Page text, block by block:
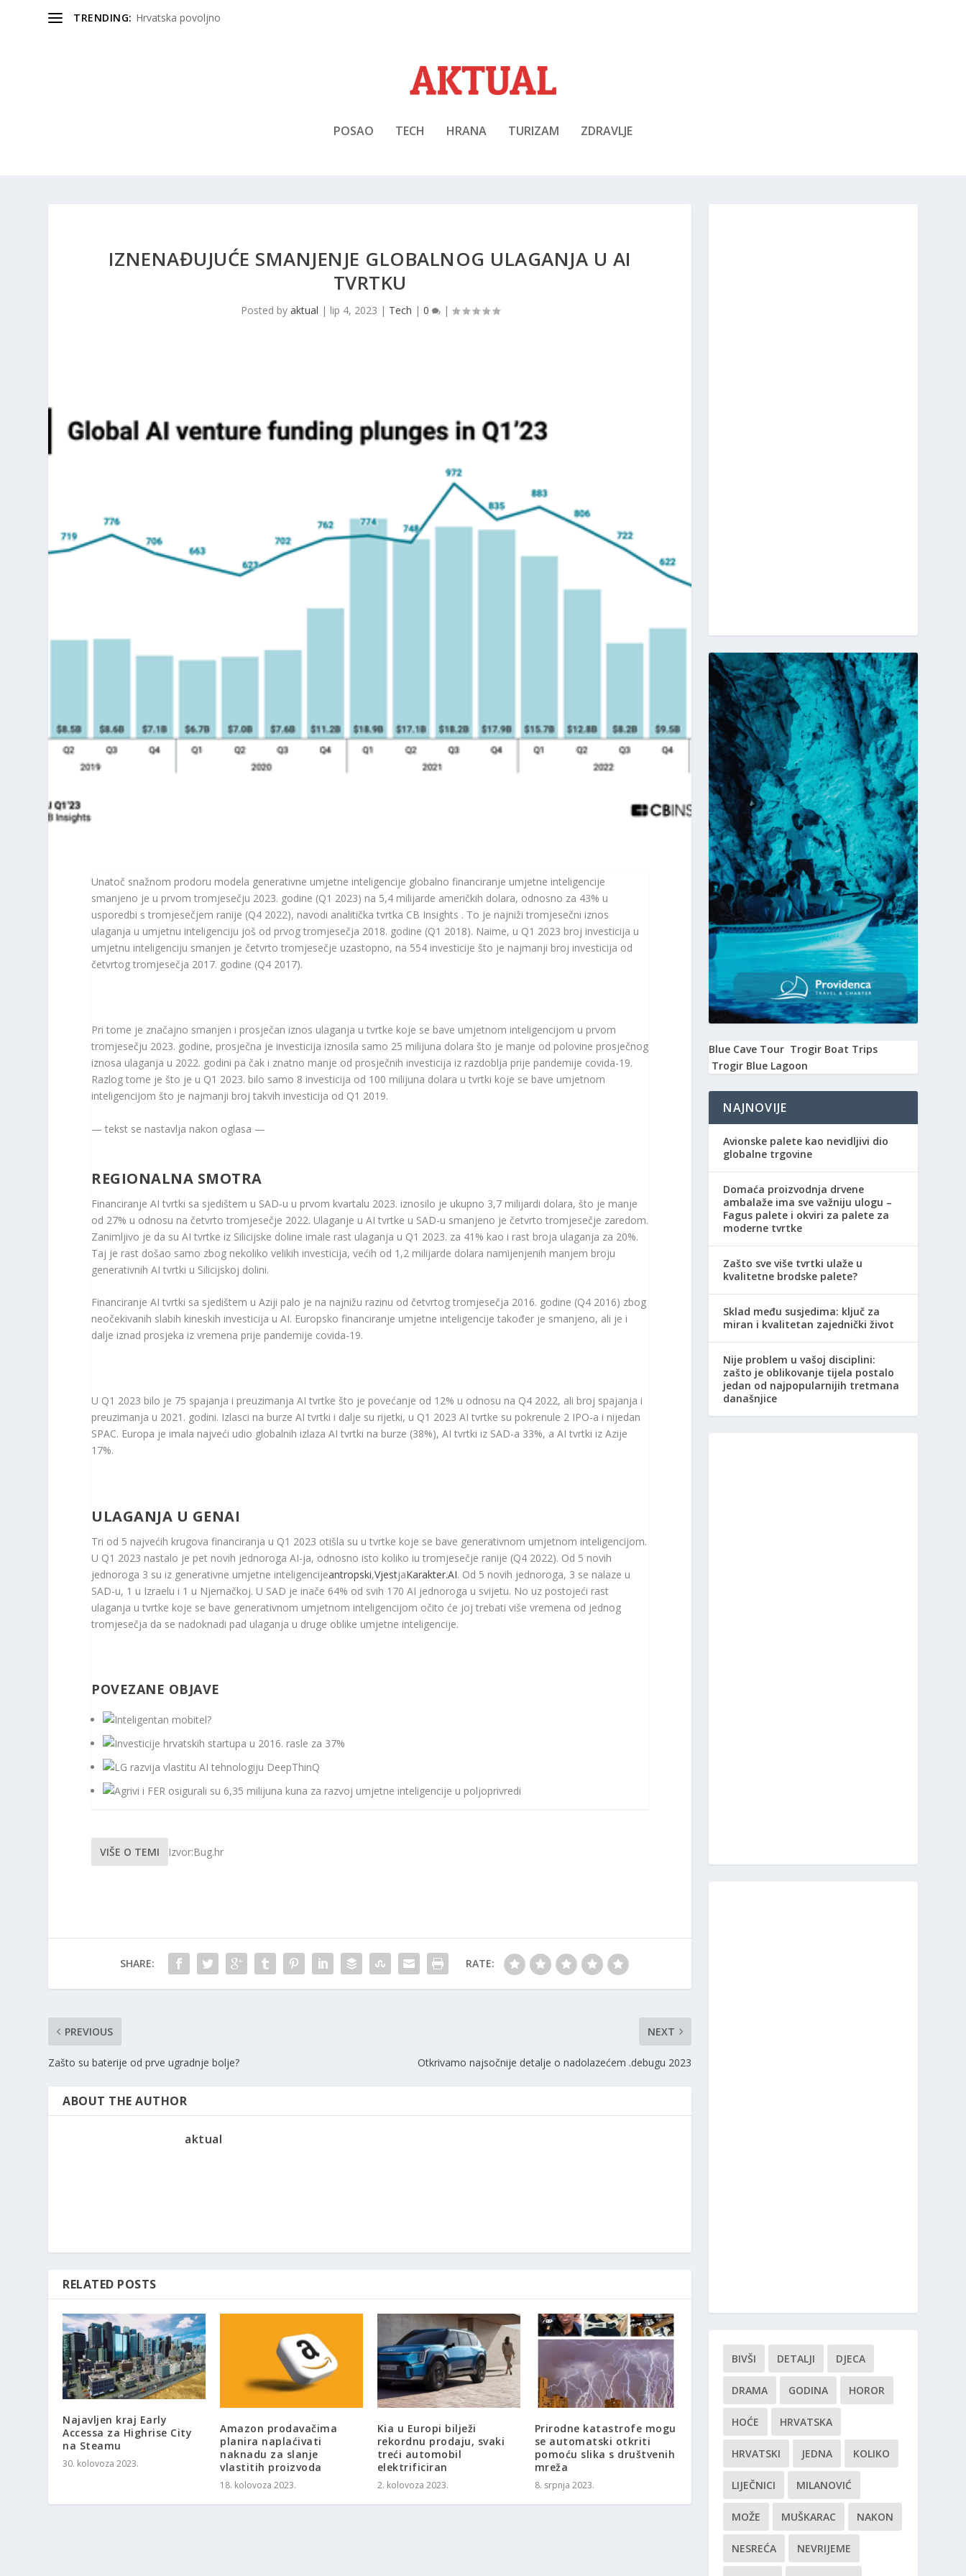
TRENDING: Hrvatska povoljno
POSAO TECH HRANA TURIZAM ZDRAVLJE
IZNENAĐUJUĆE SMANJENJE GLOBALNOG ULAGANJA U AI
TVRTKU
Posted by aktual | lip 4, 2023 | Tech | 0 |
Unatoč snažnom prodoru modela generativne umjetne inteligencije globalno financiranje umjetne inteligencije
smanjeno je u prvom tromjesečju 2023. godine (Q1 2023) na 5,4 milijarde američkih dolara, odnosno za 43% u
usporedbi s tromjesečjem ranije (Q4 2022), navodi analitička tvrtka CB Insights . To je najniži tromjesečni iznos
ulaganja u umjetnu inteligenciju još od prvog tromjesečja 2018. godine (Q1 2018). Naime, u Q1 2023 broj investicija u
umjetnu inteligenciju smanjen je četvrto tromjesečje uzastopno, na 554 investicije što je najmanji broj investicija od
četvrtog tromjesečja 2017. godine (Q4 2017).
Pri tome je značajno smanjen i prosječan iznos ulaganja u tvrtke koje se bave umjetnom inteligencijom u prvom
tromjesečju 2023. godine, prosječna je investicija iznosila samo 25 milijuna dolara što je manje od polovine prosječnog
iznosa ulaganja u 2022. godini pa čak i znatno manje od prosječnih investicija iz razdoblja prije pandemije covida-19.
Razlog tome je što je u Q1 2023. bilo samo 8 investicija od 100 milijuna dolara u tvrtki koje se bave umjetnom
inteligencijom što je najmanji broj takvih investicija od Q1 2019.
— tekst se nastavlja nakon oglasa —
REGIONALNA SMOTRA
Financiranje AI tvrtki sa sjedištem u SAD-u u prvom kvartalu 2023. iznosilo je ukupno 3,7 milijardi dolara, što je manje
od 27% u odnosu na četvrto tromjesečje 2022. Ulaganje u AI tvrtke u SAD-u smanjeno je četvrto tromjesečje zaredom.
Zanimljivo je da su AI tvrtke iz Silicijske doline imale rast ulaganja u Q1 2023. za 41% kao i rast broja ulaganja za 20%.
Taj je rast došao samo zbog nekoliko velikih investicija, većih od 1,2 milijarde dolara namijenjenih manjem broju
generativnih AI tvrtki u Silicijskoj dolini.
Financiranje AI tvrtki sa sjedištem u Aziji palo je na najnižu razinu od četvrtog tromjesečja 2016. godine (Q4 2016) zbog
neočekivanih slabih kineskih investicija u AI. Europsko financiranje umjetne inteligencije također je smanjeno, ali je i
dalje iznad prosjeka iz vremena prije pandemije covida-19.
U Q1 2023 bilo je 75 spajanja i preuzimanja AI tvrtke što je povećanje od 12% u odnosu na Q4 2022, ali broj spajanja i
preuzimanja u 2021. godini. Izlasci na burze AI tvrtki i dalje su rijetki, u Q1 2023 AI tvrtke su pokrenule 2 IPO-a i nijedan
SPAC. Europa je imala najveći udio globalnih izlaza AI tvrtki na burze (38%), AI tvrtki iz SAD-a 33%, a AI tvrtki iz Azije
17%.
ULAGANJA U GENAI
Tri od 5 najvećih krugova financiranja u Q1 2023 otišla su u tvrtke koje se bave generativnom umjetnom inteligencijom.
U Q1 2023 nastalo je pet novih jednoroga AI-ja, odnosno isto koliko iu tromjesečje ranije (Q4 2022). Od 5 novih
jednoroga 3 su iz generativne umjetne inteligencijeantropski,VjestjaKarakter.AI. Od 5 novih jednoroga, 3 se nalaze u
SAD-u, 1 u Izraelu i 1 u Njemačkoj. U SAD je inače 64% od svih 170 AI jednoroga u svijetu. No uz postojeći rast
ulaganja u tvrtke koje se bave generativnom umjetnom inteligencijom očito će joj trebati više vremena od jednog
tromjesečja da se nadoknadi pad ulaganja u druge oblike umjetne inteligencije.
POVEZANE OBJAVE
VIŠE O TEMI Izvor:Bug.hr
SHARE: RATE:
PREVIOUS
Zašto su baterije od prve ugradnje bolje?
NEXT
Otkrivamo najsočnije detalje o nadolazećem .debugu 2023
ABOUT THE AUTHOR
aktual
RELATED POSTS
Najavljen kraj Early
Accessa za Highrise City
na Steamu
30. kolovoza 2023.
Amazon prodavačima
planira naplaćivati
naknadu za slanje
vlastitih proizvoda
18. kolovoza 2023.
Kia u Europi bilježi
rekordnu prodaju, svaki
treći automobil
elektrificiran
2. kolovoza 2023.
Prirodne katastrofe mogu
se automatski otkriti
pomoću slika s društvenih
mreža
8. srpnja 2023.
Blue Cave Tour Trogir Boat Trips
Trogir Blue Lagoon
NAJNOVIJE
Avionske palete kao nevidljivi dio
globalne trgovine
Domaća proizvodnja drvene
ambalaže ima sve važniju ulogu –
Fagus palete i okviri za palete za
moderne tvrtke
Zašto sve više tvrtki ulaže u
kvalitetne brodske palete?
Sklad među susjedima: ključ za
miran i kvalitetan zajednički život
Nije problem u vašoj disciplini:
zašto je oblikovanje tijela postalo
jedan od najpopularnijih tretmana
današnjice
BIVŠI DETALJI DJECA
DRAMA GODINA HOROR
HOĆE HRVATSKA
HRVATSKI JEDNA KOLIKO
LIJEČNICI MILANOVIĆ
MOŽE MUŠKARAC NAKON
NESREĆA NEVRIJEME